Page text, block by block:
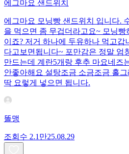
에그마요 샌드위치
에그마요 모닝빵 샌드위치 입니다.
을 먹으면 좀 무겁더라고요~ 모닝빵
이죠? 저거 하나에 두유하나 먹고갑
다고보면됩니다~ 포만감은 정말 엄
만드는데 계란5개랑 후추 마요네즈
안좋아해요 설탕조금 소금조금 홀
딱 요렇게 넣으면 됩니다.
똘맹
조회수 2.1만25.08.29